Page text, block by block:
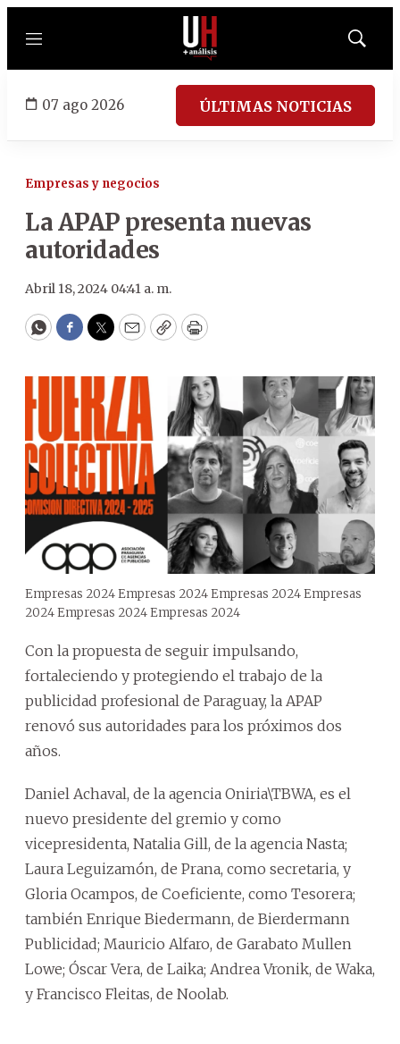
Menú
Mostrar
07 ago 2026 ÚLTIMAS NOTICIAS
Empresas y negocios
La APAP presenta nuevas
autoridades
Abril 18, 2024 04:41 a. m.
WhatsApp
Facebook
Twitter
EmailCopyPrint
Empresas 2024 Empresas 2024 Empresas 2024 Empresas
2024 Empresas 2024 Empresas 2024
Con la propuesta de seguir impulsando,
fortaleciendo y protegiendo el trabajo de la
publicidad profesional de Paraguay, la APAP
renovó sus autoridades para los próximos dos
años.
Daniel Achaval, de la agencia Oniria\TBWA, es el
nuevo presidente del gremio y como
vicepresidenta, Natalia Gill, de la agencia Nasta;
Laura Leguizamón, de Prana, como secretaria, y
Gloria Ocampos, de Coeficiente, como Tesorera;
también Enrique Biedermann, de Bierdermann
Publicidad; Mauricio Alfaro, de Garabato Mullen
Lowe; Óscar Vera, de Laika; Andrea Vronik, de Waka,
y Francisco Fleitas, de Noolab.